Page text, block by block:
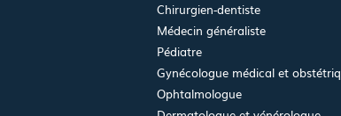
Chirurgien-dentiste
Médecin généraliste
Pédiatre
Gynécologue médical et
Ophtalmologue